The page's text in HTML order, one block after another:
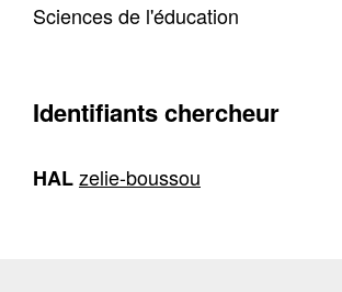
Sciences de l'éducation
Identifiants chercheur
HALzelie-boussou